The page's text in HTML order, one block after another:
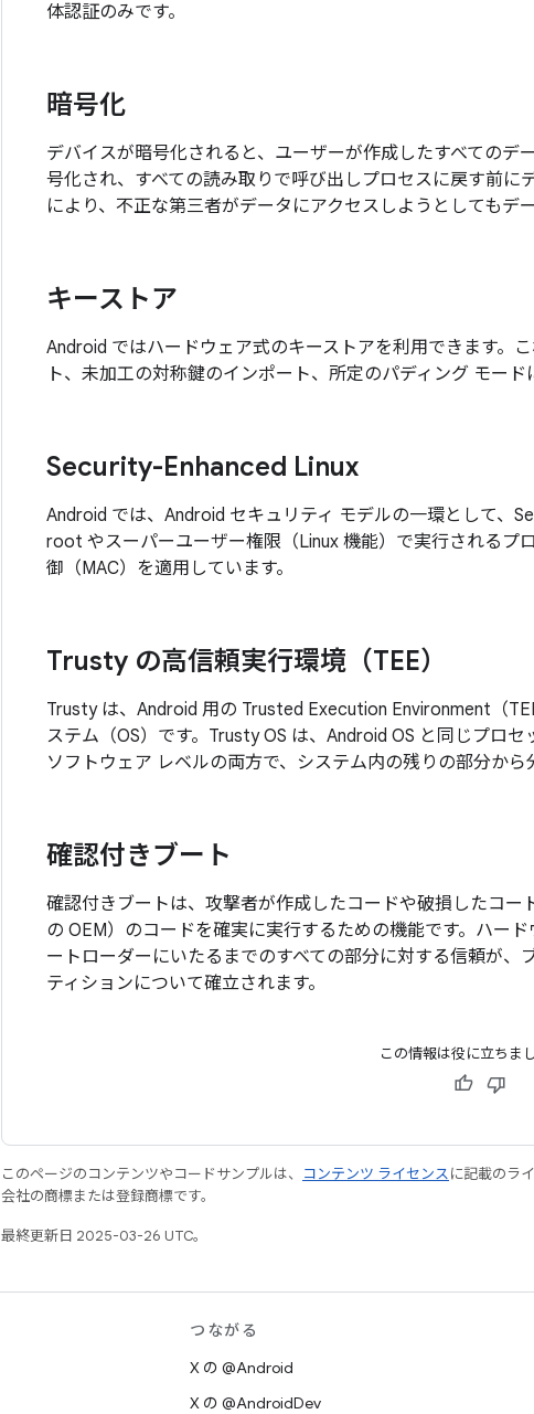
体認証のみです。
暗号化
デバイスが暗号化されると、ユーザーが作成したすべてのデ
号化され、すべての読み取りで呼び出しプロセスに戻す前に
により、不正な第三者がデータにアクセスしようとしてもデ
キーストア
Android ではハードウェア式のキーストアを利用できます。
ト、未加工の対称鍵のインポート、所定のパディング モー
Security-Enhanced Linux
Android では、Android セキュリティ モデルの一環として、
root やスーパーユーザー権限（Linux 機能）で実行されるプ
御（MAC）を適用しています。
Trusty の高信頼実行環境（TEE）
Trusty は、Android 用の Trusted Execution Environment（
ステム（OS）です。Trusty OS は、Android OS と同じプロ
ソフトウェア レベルの両方で、システム内の残りの部分から
確認付きブート
確認付きブートは、攻撃者が作成したコードや破損したコ
の OEM）のコードを確実に実行するための機能です。ハー
ートローダーにいたるまでのすべての部分に対する信頼が、
ティションについて確立されます。
この情報は役に立ちま
このページのコンテンツやコードサンプルは、 コンテンツ ライセンスに記載のラ
会社の商標または登録商標です。
最終更新日 2025-03-26 UTC。
つながる
X の @Android
X の @AndroidDev